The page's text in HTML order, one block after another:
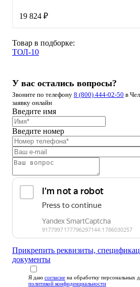
19 824 ₽
Товар в подборке:
ТОЛ-10
У вас остались вопросы?
Звоните по телефону 8 (800) 444-02-50 в
заявку онлайн
Введите имя
Введите номер
Прикрепить реквизиты,
документы
Я даю согласие на обработку персональных
политикой конфиденциальности